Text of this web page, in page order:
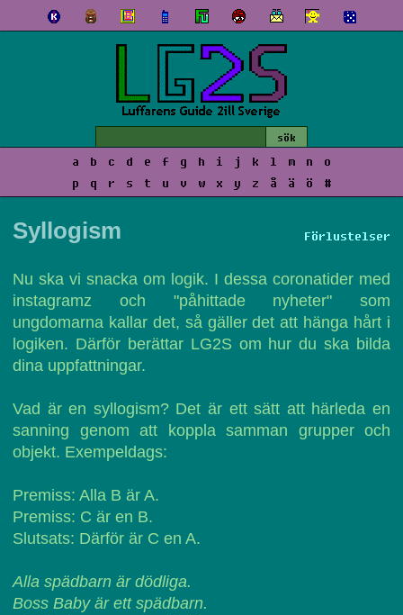
a b c d e f g h i j k l m n
o
p
q r s t u v w x y z å ä ö #
Förlustelser
Syllogism
Nu ska vi snacka om logik. I dessa coronatider med
instagramz och "påhittade nyheter" som
ungdomarna kallar det, så gäller det att hänga hårt i
logiken. Därför berättar LG2S om hur du ska bilda
dina uppfattningar.
Vad är en syllogism? Det är ett sätt att härleda en
sanning genom att koppla samman grupper och
objekt. Exempeldags:
Premiss: Alla B är A.
Premiss: C är en B.
Slutsats: Därför är C en A.
Alla spädbarn är dödliga.
Boss Baby är ett spädbarn.